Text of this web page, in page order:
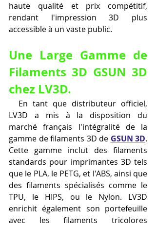
haute qualité et prix compétitif,
rendant l'impression 3D plus
accessible à un vaste public.
Une Large Gamme de
Filaments 3D GSUN 3D
chez LV3D.
LV3D a mis à la disposition du
marché français l'intégralité de la
gamme de filaments 3D de GSUN 3D.
Cette gamme inclut des filaments
standards pour imprimantes 3D tels
que le PLA, le PETG, et l'ABS, ainsi que
des filaments spécialisés comme le
TPU, le HIPS, ou le Nylon. LV3D
enrichit également son portefeuille
avec les filaments tricolores